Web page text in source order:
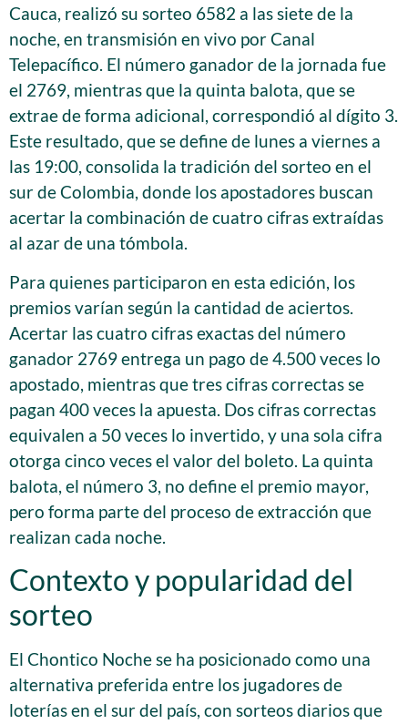
Cauca, realizó su sorteo 6582 a las siete de la
noche, en transmisión en vivo por Canal
Telepacífico. El número ganador de la jornada fue
el 2769, mientras que la quinta balota, que se
extrae de forma adicional, correspondió al dígito 3.
Este resultado, que se define de lunes a viernes a
las 19:00, consolida la tradición del sorteo en el
sur de Colombia, donde los apostadores buscan
acertar la combinación de cuatro cifras extraídas
al azar de una tómbola.
Para quienes participaron en esta edición, los
premios varían según la cantidad de aciertos.
Acertar las cuatro cifras exactas del número
ganador 2769 entrega un pago de 4.500 veces lo
apostado, mientras que tres cifras correctas se
pagan 400 veces la apuesta. Dos cifras correctas
equivalen a 50 veces lo invertido, y una sola cifra
otorga cinco veces el valor del boleto. La quinta
balota, el número 3, no define el premio mayor,
pero forma parte del proceso de extracción que
realizan cada noche.
Contexto y popularidad del
sorteo
El Chontico Noche se ha posicionado como una
alternativa preferida entre los jugadores de
loterías en el sur del país, con sorteos diarios que